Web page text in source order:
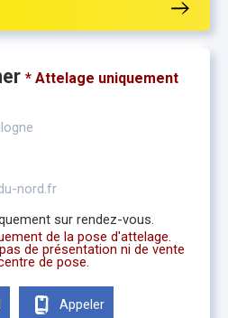
* Attelage uniquement
nord.fr
sur rendez-vous.
de la pose d'attelage.
de présentation ni de vente
de pose.
Appeler